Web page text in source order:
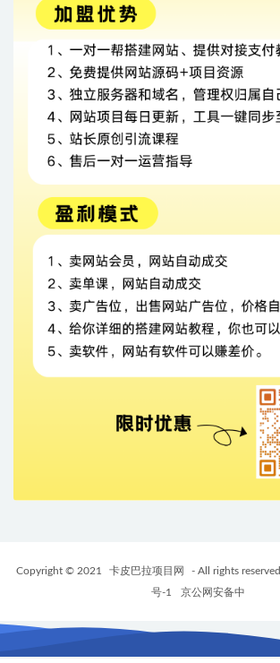
Copyright © 2021 卡皮巴拉项目网 - All rights reserved
号-1
京公网安备中